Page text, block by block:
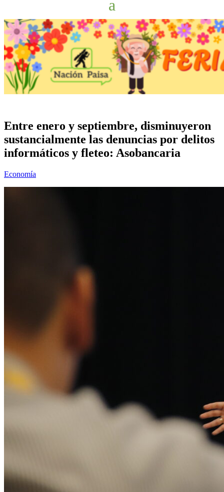
Entre enero y septiembre, disminuyeron
sustancialmente las denuncias por delitos
informáticos y fleteo: Asobancaria
Economía